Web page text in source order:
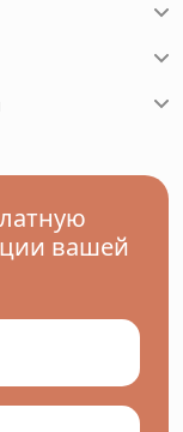
вашей